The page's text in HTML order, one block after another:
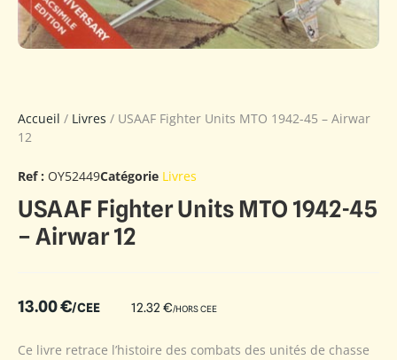
Accueil / Livres / USAAF Fighter Units MTO 1942-45 – Airwar
12
Ref : OY52449Catégorie Livres
USAAF Fighter Units MTO 1942-45
– Airwar 12
13.00€/CEE 12.32 €/HORS CEE
Ce livre retrace l’histoire des combats des unités de chasse